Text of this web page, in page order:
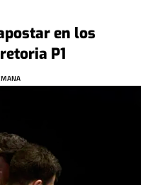
en los
P1